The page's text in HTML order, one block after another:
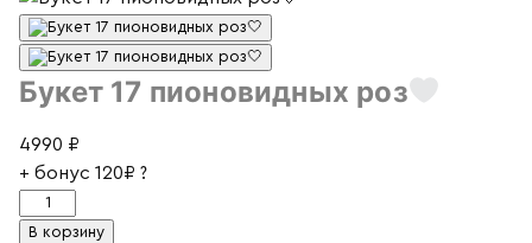
Букет 17 пионовидных роз
4990 ₽
+ бонус 120₽ ?
Количество
товара
В корзину